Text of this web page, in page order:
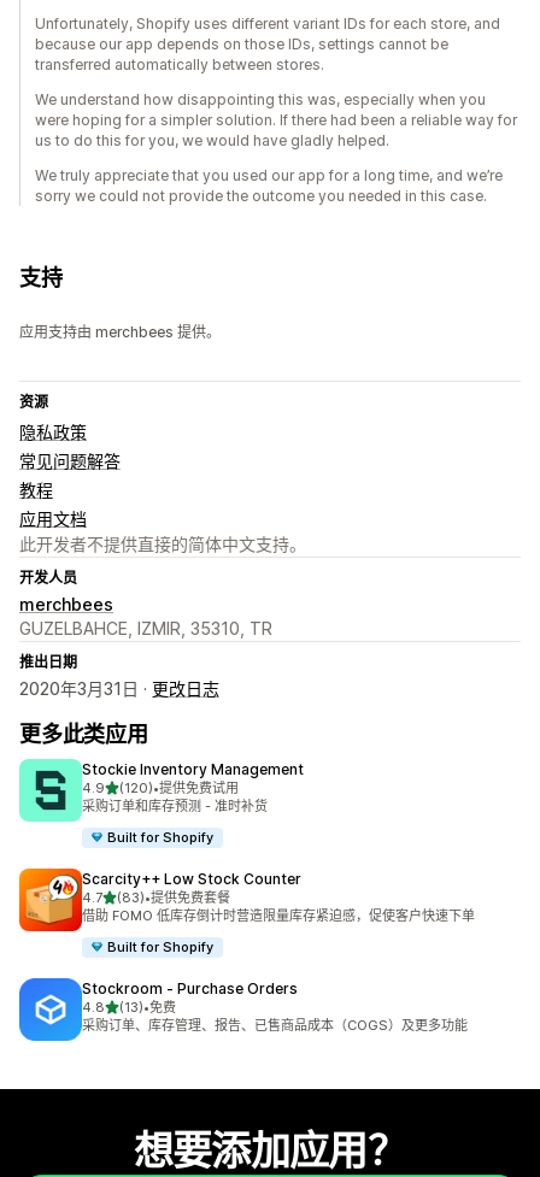
Unfortunately, Shopify uses different variant IDs for each store, and
because our app depends on those IDs, settings cannot be
transferred automatically between stores.
We understand how disappointing this was, especially when you
were hoping for a simpler solution. If there had been a reliable way for
us to do this for you, we would have gladly helped.
We truly appreciate that you used our app for a long time, and we’re
sorry we could not provide the outcome you needed in this case.
支持
应用支持由 merchbees 提供。
资源
隐私政策
常见问题解答
教程
应用文档
此开发者不提供直接的简体中文支持。
开发人员
merchbees
GUZELBAHCE, IZMIR, 35310, TR
推出日期
2020年3月31日 · 更改日志
更多此类应用
Stockie Inventory Management
4.9星（满分 5 星）
(120)
总共 120 条评论
•提供免费试用
采购订单和库存预测 - 准时补货
Built for Shopify
Scarcity++ Low Stock Counter
4.7星（满分 5 星）
(83)
总共 83 条评论
•提供免费套餐
借助 FOMO 低库存倒计时营造限量库存紧迫感，促使客户快速下单
Built for Shopify
Stockroom ‑ Purchase Orders
4.8星（满分 5 星）
(13)
总共 13 条评论
•免费
采购订单、库存管理、报告、已售商品成本（COGS）及更多功能
想要添加应用？